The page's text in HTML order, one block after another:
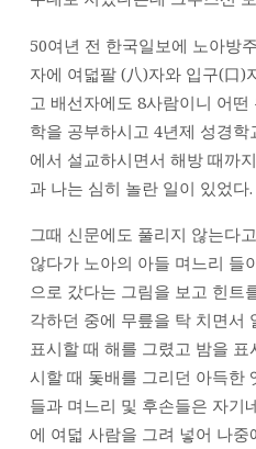
50여년 전 한국일보에 노아방
자에 여덟팔 (八)자와 입구(口)
고 배선자에도 8사람이니 어
학을 공부하시고 4년제 성경
에서 설교하시면서 해방 때까
과 나는 심히 놀란 일이 있었다.
그때 신문에도 풀리지 않는다
않다가 노아의 아들 며느리 들
으로 갔다는 그림을 보고 힌트
각하던 중에 무릎을 탁 치면서
표시할 때 해를 그렸고 밤을
시할 때 돛배를 그리던 아득한
들과 며느리 및 후손들은 자기
에 여덟 사람을 그려 넣어 나